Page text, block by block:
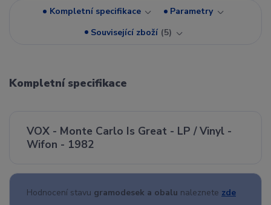
Kompletní specifikace
Parametry
Související zboží 5
Kompletní specifikace
VOX - Monte Carlo Is Great - LP / Vinyl -
Wifon - 1982
Hodnocení stavu gramodesek a obalu naleznete zde